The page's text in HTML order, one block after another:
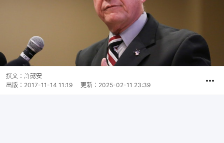
撰文： 許懿安
出版： 2017-11-14 11:19 更新： 2025-02-11 23:39